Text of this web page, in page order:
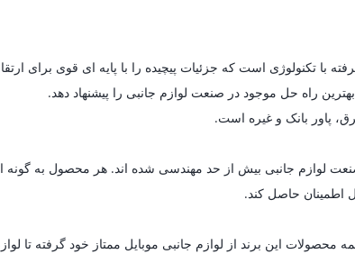
راه حل موجود در صنعت لوازم جانبی را پیشنهاد دهد.
پاور بانک و غیره است.
صنعت لوازم جانبی بیش از حد مهندسی شده اند. هر محصول به
اطمینان حاصل کند.
این برند از لوازم جانبی موبایل ممتاز خود گرفته تا